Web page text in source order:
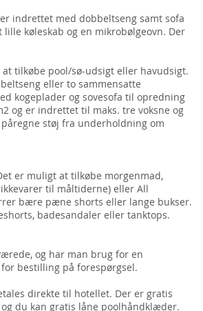
indrettet med dobbeltseng samt sofa
køleskab og en mikrobølgeovn. Der
tilkøbe pool/sø-udsigt eller havudsigt.
eller to sammensatte
kogeplader og sovesofa til opredning
og er indrettet til maks. tre voksne og
støj fra underholdning om
er muligt at tilkøbe morgenmad,
til måltiderne) eller All
bære pæne shorts eller lange bukser.
badesandaler eller tanktops.
og har man brug for en
bestilling på forespørgsel.
direkte til hotellet. Der er gratis
du kan gratis låne poolhåndklæder.